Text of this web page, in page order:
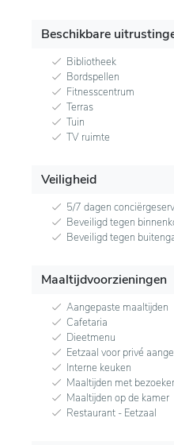
Beschikbare
Bibliotheek
Bordspellen
Fitnesscentrum
Terras
Tuin
TV ruimte
Veiligheid
5/7 dagen
Beveiligd tegen
Beveiligd tegen
Maaltijdvoorzieningen
Aangepaste maaltijden
Cafetaria
Dieetmenu
Eetzaal voor privé
Interne keuken
Maaltijden met
Maaltijden op de kamer
Restaurant - Eetzaal